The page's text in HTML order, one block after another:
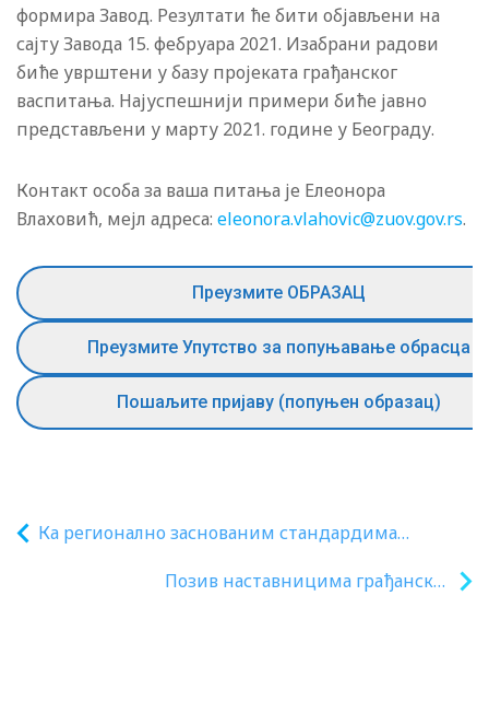
формира Завод. Резултати ће бити објављени на
сајту Завода 15. фебруара 2021. Изабрани радови
биће уврштени у базу пројеката грађанског
васпитања. Најуспешнији примери биће јавно
представљени у марту 2021. године у Београду.
Контакт особа за ваша питања је Елеонора
Влаховић, мејл адреса: eleonora.vlahovic@zuov.gov.rs.
Преузмите ОБРАЗАЦ
Преузмите Упутство за попуњавање обрасца
Пошаљите пријаву (попуњен образац)
Ка регионално заснованим стандардима
Позив наставницима грађанског